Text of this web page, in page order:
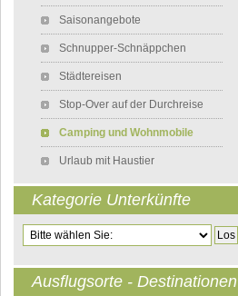
Saisonangebote
Schnupper-Schnäppchen
Städtereisen
Stop-Over auf der Durchreise
Camping und Wohnmobile
Urlaub mit Haustier
Kategorie Unterkünfte
Zielseite
Ausflugsorte - Destinationen